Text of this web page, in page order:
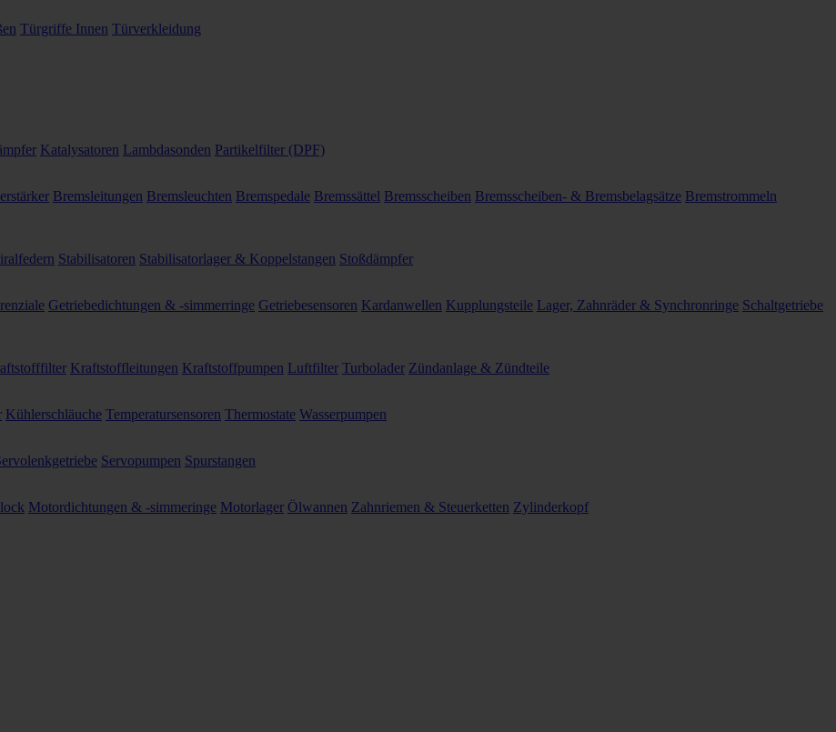
Türgriffe Innen Türverkleidung
Katalysatoren Lambdasonden Partikelfilter (DPF)
Bremsleitungen Bremsleuchten Bremspedale Bremssättel Bremsscheiben Bremsscheiben- & Bremsbelagsätze Bremstrommeln
Stabilisatoren Stabilisatorlager & Koppelstangen Stoßdämpfer
Getriebedichtungen & -simmerringe Getriebesensoren Kardanwellen Kupplungsteile Lager, Zahnräder & Synchronringe Schaltgetriebe
Kraftstoffleitungen Kraftstoffpumpen Luftfilter Turbolader Zündanlage & Zündteile
Kühlerschläuche Temperatursensoren Thermostate Wasserpumpen
Servopumpen Spurstangen
Motordichtungen & -simmeringe Motorlager Ölwannen Zahnriemen & Steuerketten Zylinderkopf